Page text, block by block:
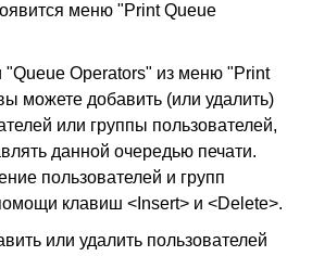
меню "Print Queue
Operators" из меню "Print
можете добавить (или удалить)
или группы пользователей,
данной очередью печати.
пользователей и групп
клавиш <Insert> и <Delete>.
или удалить пользователей